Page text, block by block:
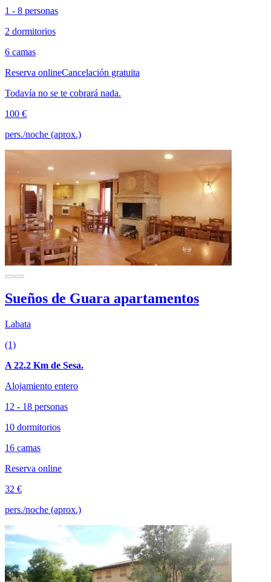
1 - 8 personas
2 dormitorios
6 camas
Reserva onlineCancelación gratuita
Todavía no se te cobrará nada.
100 €
pers./noche (aprox.)
Sueños de Guara apartamentos
Labata
(1)
A 22.2 Km de Sesa.
Alojamiento entero
12 - 18 personas
10 dormitorios
16 camas
Reserva online
32 €
pers./noche (aprox.)